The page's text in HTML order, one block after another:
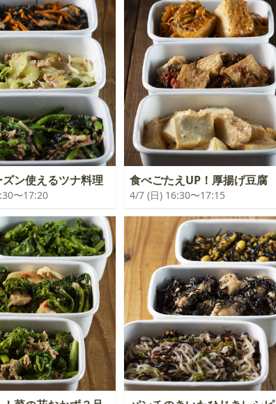
ン使えるツナ料理
〜17:20
食べごたえUP！厚揚げ豆腐
4/7 (日) 16:30〜17:15